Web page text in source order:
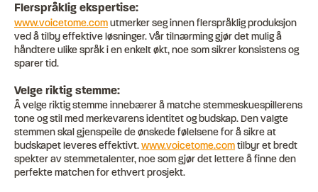
Flerspråklig ekspertise:
www.voicetome.comutmerker seg innen flerspråklig produksjon
ved å tilby effektive løsninger. Vår tilnærming gjør det mulig å
håndtere ulike språk i en enkelt økt, noe som sikrer konsistens og
sparer tid.
Velge riktig stemme:
Å velge riktig stemme innebærer å matche stemmeskuespillerens
tone og stil med merkevarens identitet og budskap. Den valgte
stemmen skal gjenspeile de ønskede følelsene for å sikre at
budskapet leveres effektivt.www.voicetome.comtilbyr et bredt
spekter av stemmetalenter, noe som gjør det lettere å finne den
perfekte matchen for ethvert prosjekt.